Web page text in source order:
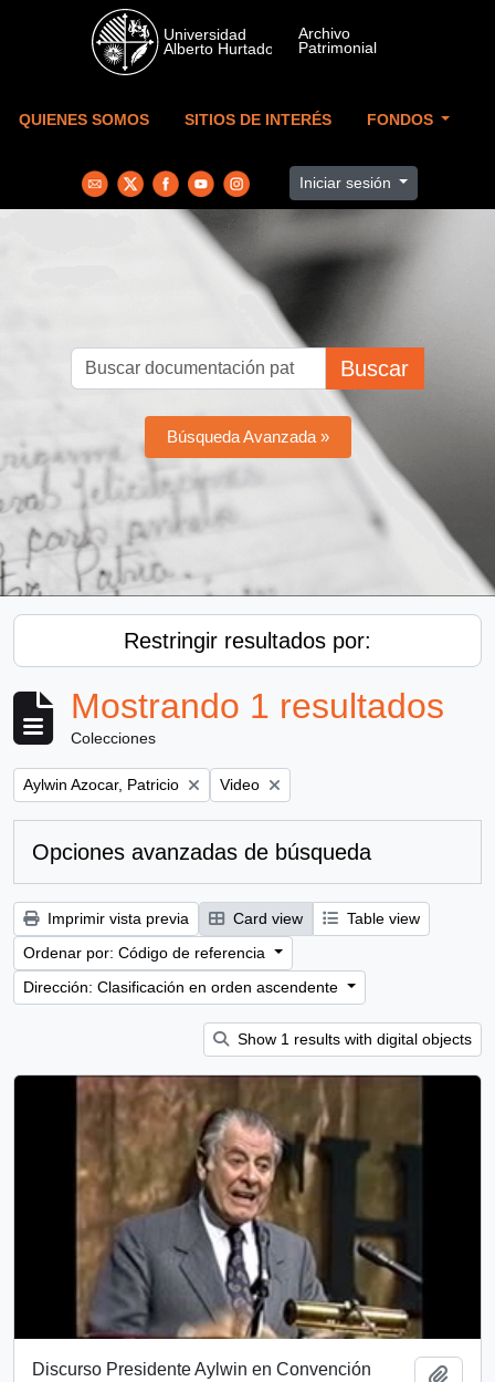
Skip to main content
QUIENES SOMOS SITIOS DE INTERÉS FONDOS
Iniciar sesión
Buscar
Búsqueda Avanzada »
Restringir resultados por:
Mostrando 1 resultados
Colecciones
Remove filter:
Aylwin Azocar, Patricio Remove filter:
Video
Opciones avanzadas de búsqueda
Imprimir vista previa Card view
Table view
Ordenar por: Código de referencia
Dirección: Clasificación en orden ascendente
Show 1 results with digital objects
Discurso Presidente Aylwin en Convención